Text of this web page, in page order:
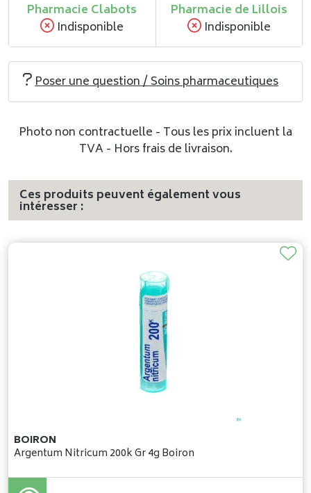
Pharmacie Clabots
Indisponible
Pharmacie de Lillois
Indisponible
Poser une question / Soins pharmaceutiques
Photo non contractuelle - Tous les prix incluent la
TVA - Hors frais de livraison.
Ces produits peuvent également vous
intéresser :
BOIRON
Argentum Nitricum 200k Gr 4g Boiron